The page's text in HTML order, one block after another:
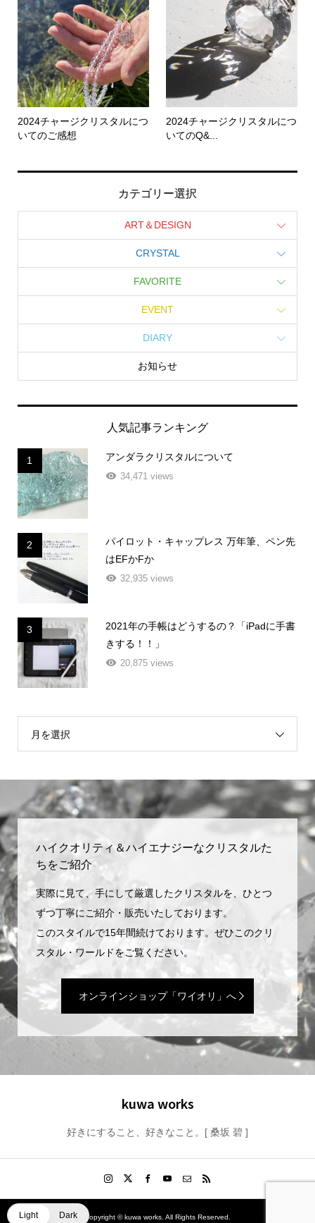
2024チャージクリスタルにつ
いてのご感想
2024チャージクリスタルにつ
いてのQ&...
カテゴリー選択
ART＆DESIGN
CRYSTAL
FAVORITE
EVENT
DIARY
お知らせ
人気記事ランキング
1 アンダラクリスタルについて
34,471 views
2
パイロット・キャップレス 万年筆、ペン先
はEFかFか
32,935 views
3
2021年の手帳はどうするの？「iPadに手書
きする！！」
20,875 views
月を選択
ハイクオリティ＆ハイエナジーなクリスタルた
ちをご紹介
実際に見て、手にして厳選したクリスタルを、ひとつ
ずつ丁寧にご紹介・販売いたしております。
このスタイルで15年間続けております。ぜひこのクリ
スタル・ワールドをご覧ください。
オンラインショップ「ワイオリ」へ
kuwa works
好きにすること、好きなこと。[ 桑坂 碧 ]
Copyright ©kuwa works. All Rights Reserved.
Light Dark